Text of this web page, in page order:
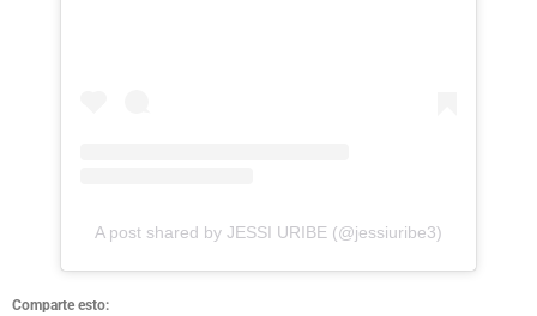
A post shared by JESSI URIBE (@jessiuribe3)
Comparte esto: